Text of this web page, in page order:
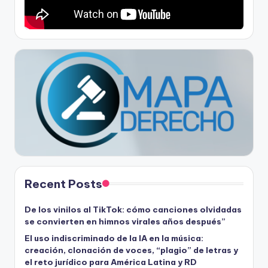
Recent Posts
De los vinilos al TikTok: cómo canciones olvidadas
se convierten en himnos virales años después”
El uso indiscriminado de la IA en la música:
creación, clonación de voces, “plagio” de letras y
el reto jurídico para América Latina y RD